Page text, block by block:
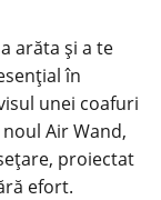
arăta și a te
în
unei coafuri
Air Wand,
proiectat
efort.